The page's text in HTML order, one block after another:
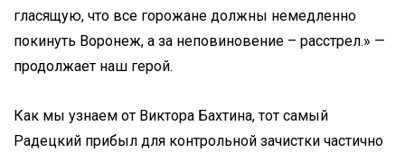
гласящую, что все горожане должны немедленно
покинуть Воронеж, а за неповиновение – расстрел.» —
продолжает наш герой.
Как мы узнаем от Виктора Бахтина, тот самый
Радецкий прибыл для контрольной зачистки частично